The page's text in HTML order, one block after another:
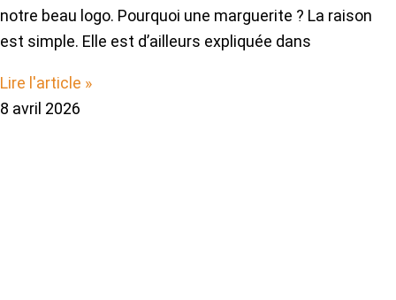
notre beau logo. Pourquoi une marguerite ? La raison
est simple. Elle est d’ailleurs expliquée dans
Lire l'article »
8 avril 2026